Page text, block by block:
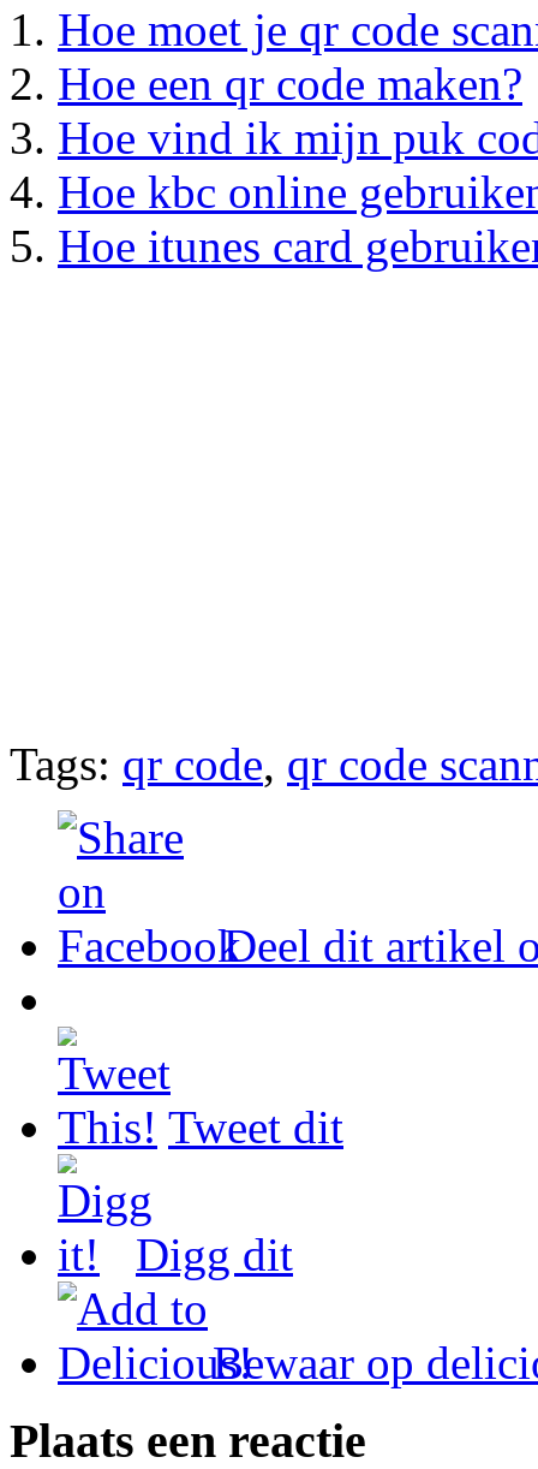
Hoe moet je qr code
Hoe een qr code maken?
Hoe vind ik mijn puk
Hoe kbc online
Hoe itunes card
Tags: qr code, qr code
Deel dit artikel
Tweet dit
Digg dit
Bewaar op
Plaats een reactie